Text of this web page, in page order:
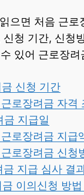
으면 처음 근
청 기간, 신청
있어 근로장
신청 기간
로장려금 자격
금 지급일
로장려금 지급
로장려금 신청
금 지급 심사 결
금 이의신청 방